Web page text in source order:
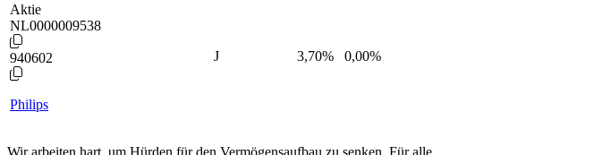
Aktie
NL0000009538
940602
Philips
J 3,70% 0,00%
Wir arbeiten hart, um Hürden für den Vermögensaufbau zu senken. Für alle.